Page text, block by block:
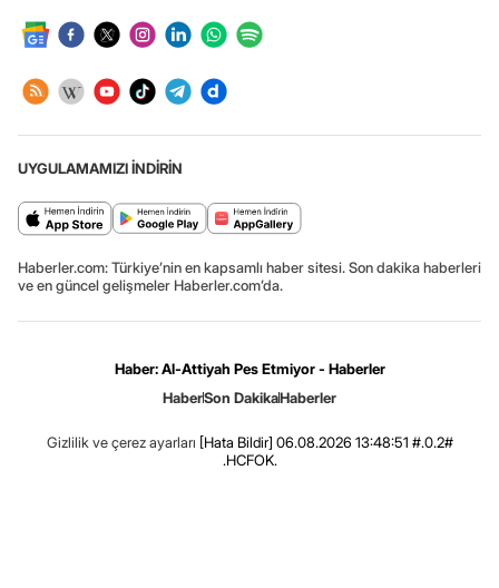
UYGULAMAMIZI İNDİRİN
Haberler.com: Türkiye’nin en kapsamlı haber sitesi. Son dakika haberleri
ve en güncel gelişmeler Haberler.com’da.
Haber: Al-Attiyah Pes Etmiyor - Haberler
HaberSon DakikaHaberler
Gizlilik ve çerez ayarları [Hata Bildir] 06.08.2026 13:48:51 #.0.2#
.HCFOK.